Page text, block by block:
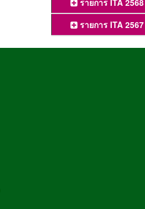
รายการ ITA 2568
รายการ ITA 2567